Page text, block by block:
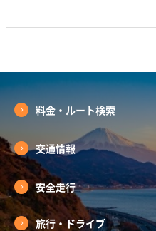
料金・ルート検索
交通情報
安全走行
旅行・ドライブ